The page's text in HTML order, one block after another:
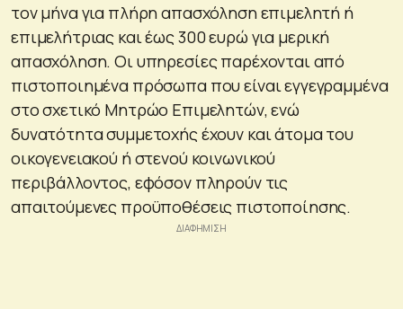
τον μήνα για πλήρη απασχόληση επιμελητή ή
επιμελήτριας και έως 300 ευρώ για μερική
απασχόληση. Οι υπηρεσίες παρέχονται από
πιστοποιημένα πρόσωπα που είναι εγγεγραμμένα
στο σχετικό Μητρώο Επιμελητών, ενώ
δυνατότητα συμμετοχής έχουν και άτομα του
οικογενειακού ή στενού κοινωνικού
περιβάλλοντος, εφόσον πληρούν τις
απαιτούμενες προϋποθέσεις πιστοποίησης.